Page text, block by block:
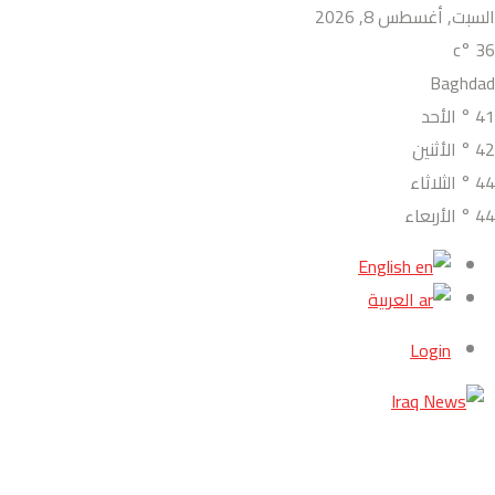
السبت, أغسطس 8, 2026
36
°c
Baghdad
41
° الأحد
42
° الأثنين
44
° الثلاثاء
44
° الأربعاء
English
العربية
Login